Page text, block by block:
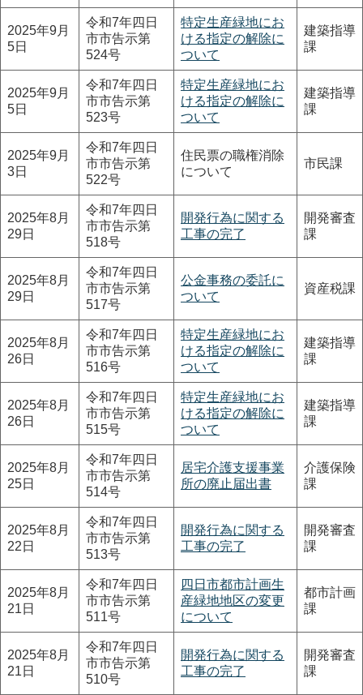
2025年9月
5日
令和7年四日
市市告示第
524号
特定生産緑地にお
ける指定の解除に
ついて
建築指導
課
2025年9月
5日
令和7年四日
市市告示第
523号
特定生産緑地にお
ける指定の解除に
ついて
建築指導
課
2025年9月
3日
令和7年四日
市市告示第
522号
住民票の職権消除
について
市民課
2025年8月
29日
令和7年四日
市市告示第
518号
開発行為に関する
工事の完了
開発審査
課
2025年8月
29日
令和7年四日
市市告示第
517号
公金事務の委託に
ついて
資産税課
2025年8月
26日
令和7年四日
市市告示第
516号
特定生産緑地にお
ける指定の解除に
ついて
建築指導
課
2025年8月
26日
令和7年四日
市市告示第
515号
特定生産緑地にお
ける指定の解除に
ついて
建築指導
課
2025年8月
25日
令和7年四日
市市告示第
514号
居宅介護支援事業
所の廃止届出書
介護保険
課
2025年8月
22日
令和7年四日
市市告示第
513号
開発行為に関する
工事の完了
開発審査
課
2025年8月
21日
令和7年四日
市市告示第
511号
四日市都市計画生
産緑地地区の変更
について
都市計画
課
2025年8月
21日
令和7年四日
市市告示第
510号
開発行為に関する
工事の完了
開発審査
課